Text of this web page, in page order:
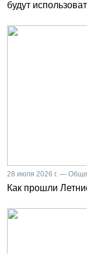
будут
28 июля 2026 г. —
Как прошли